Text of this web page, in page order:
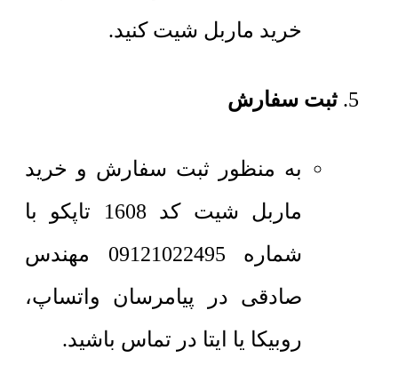
خرید ماربل شیت کنید.
ثبت سفارش
به منظور ثبت سفارش و خرید
ماربل شیت کد 1608 تاپکو با
شماره 09121022495 مهندس
صادقی در پیامرسان واتساپ،
روبیکا یا ایتا در تماس باشید.